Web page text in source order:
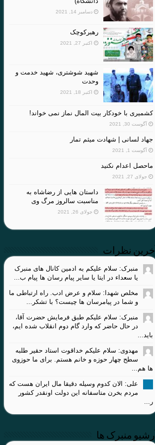
دسامبر 14, 2021
رهبرکوچک
اکتبر 27, 2021
شهید شوشتری، شهید خدمت و
وحدت
اکتبر 18, 2021
کشمیری با خودکار بیت المال نماز نمی خواند!
آگوست 30, 2021
جهاد لسانی | شهادت میثم تمار
آگوست 1, 2021
ماحصل اعدام نکنید
جولای 27, 2021
داستان هایی از رضاشاه به
مناسبت سالروز مرگ وی
جولای 26, 2021
آخرین نظرات
منبرک: سلام علیکم به ادمین کانال های منبرک
یا سعداء در ایتا یا سایر پیام رسان ها پیام ب...
مخلص شهدا: سلام و عرض ادب. راه ارتباطی ما
و شما در پیامرسان ها چیست؟ با تشکر...
منبرک: سلام علیکم طبق فرمایش حضرت آقا،
در حال حاضر که وارد گام دوم انقلاب شده ایم،
باید...
مهدوی: سلام علیکم خداقوت استاد حقیر طلبه
سطح چهار حوزه و خانم هستم. برای ما حوزوی
ها هم...
علی: الان کدوم وسیله دقیقا مال ایران هست که
مردم بخرن متاسفانه این دولت اونقدر کشور
ر...
آرشیو منبرک ها